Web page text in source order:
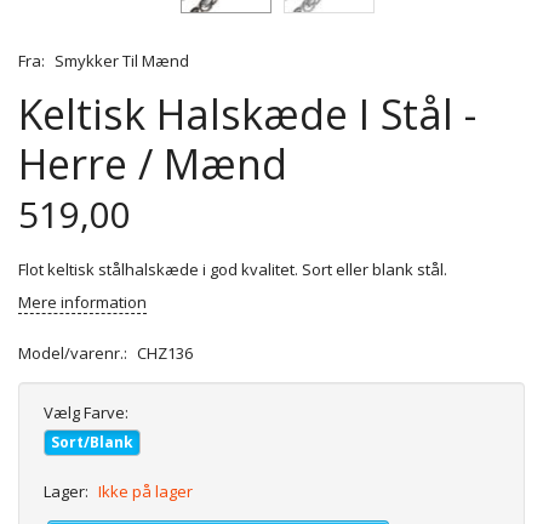
Fra: Smykker Til Mænd
Keltisk Halskæde I Stål -
Herre / Mænd
519,00
Flot keltisk stålhalskæde i god kvalitet. Sort eller blank stål.
Mere information
Model/varenr.: CHZ136
VælgFarve:
Sort/Blank
Lager: Ikke på lager